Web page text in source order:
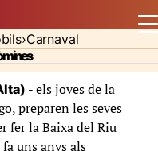
Carnaval
- els joves de la
preparen les seves
fer la Baixa del Riu
uns anys als